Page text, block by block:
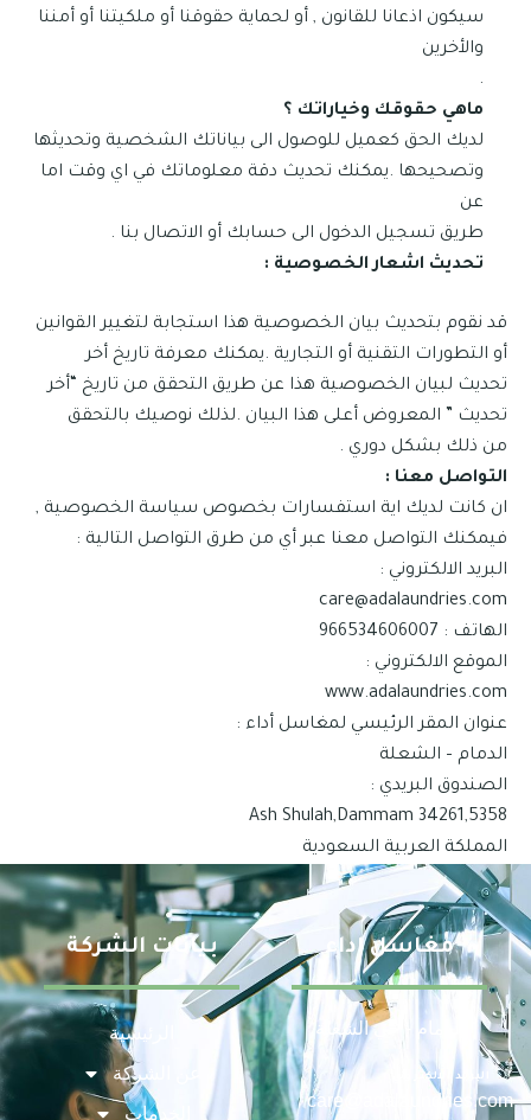
سيكون اذعانا للقانون , أو لحماية حقوقنا أو ملكيتنا أو أمننا
والأخرين
.
ماهي حقوقك وخياراتك ؟
لديك الحق كعميل للوصول الى بياناتك الشخصية وتحديثها
وتصحيحها .يمكنك تحديث دقة معلوماتك في اي وقت اما
عن
طريق تسجيل الدخول الى حسابك أو الاتصال بنا .
تحديث اشعار الخصوصية :
قد نقوم بتحديث بيان الخصوصية هذا استجابة لتغيير القوانين
أو التطورات التقنية أو التجارية .يمكنك معرفة تاريخ أخر
تحديث لبيان الخصوصية هذا عن طريق التحقق من تاريخ “أخر
تحديث ” المعروض أعلى هذا البيان .لذلك نوصيك بالتحقق
من ذلك بشكل دوري .
التواصل معنا :
ان كانت لديك اية استفسارات بخصوص سياسة الخصوصية ,
فيمكنك التواصل معنا عبر أي من طرق التواصل التالية :
البريد الالكتروني :
care@adalaundries.com
الهاتف : 966534606007
الموقع الالكتروني :
www.adalaundries.com
عنوان المقر الرئيسي لمغاسل أداء :
الدمام – الشعلة
الصندوق البريدي :
Ash Shulah,Dammam 34261,5358
المملكة العربية السعودية
مغاسل اداء
الدمام - حي الشعلة
البريد الالكتروني
care@adalaundries.com
بيانات الشركة
الرئيسية
عن الشركة
الخدمات